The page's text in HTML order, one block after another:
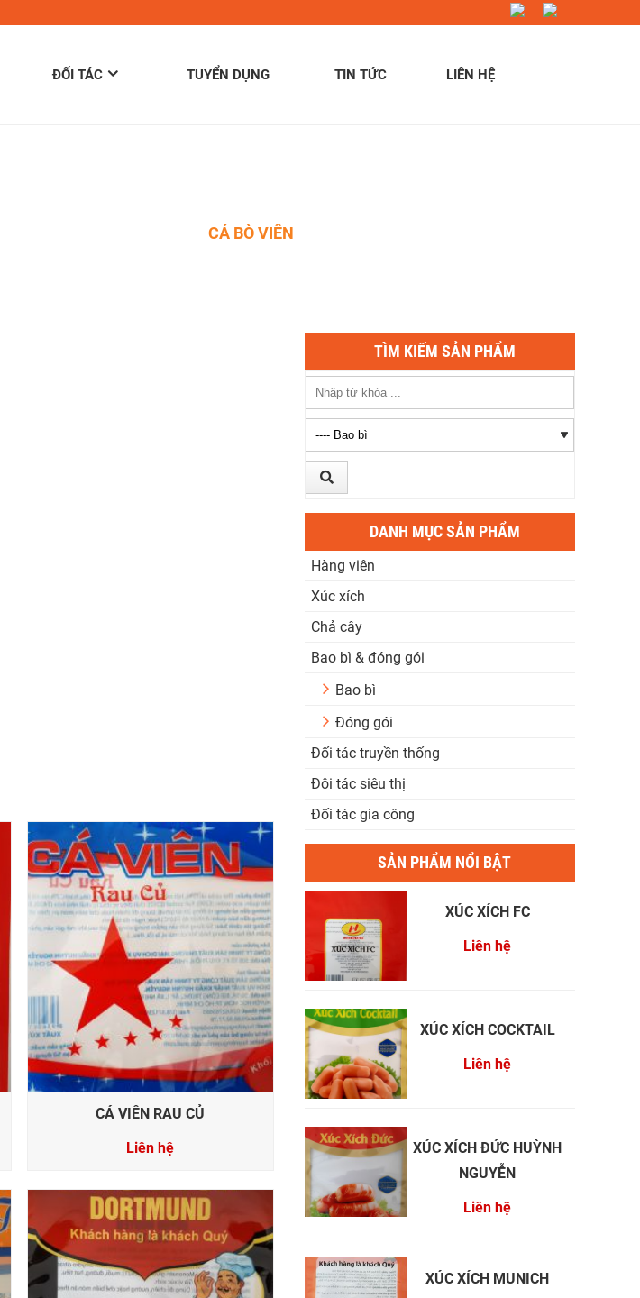
ĐỐI TÁC TUYỂN DỤNG TIN TỨC LIÊN HỆ
CÁ BÒ VIÊN
CÁ VIÊN RAU CỦ
Liên hệ
TÌM KIẾM SẢN PHẨM
DANH MỤC SẢN PHẨM
Hàng viên
Xúc xích
Chả cây
Bao bì & đóng gói
Bao bì
Đóng gói
Đối tác truyền thống
Đôi tác siêu thị
Đối tác gia công
SẢN PHẨM NỔI BẬT
XÚC XÍCH FC
Liên hệ
XÚC XÍCH COCKTAIL
Liên hệ
XÚC XÍCH ĐỨC HUỲNH
NGUYỄN
Liên hệ
XÚC XÍCH MUNICH